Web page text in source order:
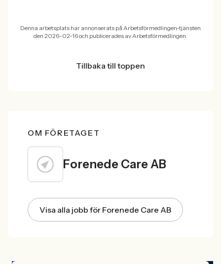
Denna arbetsplats har annonserats på Arbetsförmedlingen-tjänsten
den 2026-02-16 och publicerades av Arbetsförmedlingen.
Tillbaka till toppen
OM FÖRETAGET
Forenede Care AB
Visa alla jobb för Forenede Care AB